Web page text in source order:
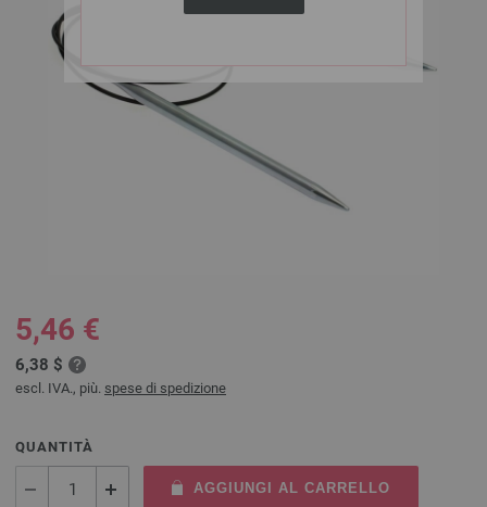
5,46 €
6,38 $
escl. IVA., più. spese di spedizione
QUANTITÀ
AGGIUNGI AL CARRELLO